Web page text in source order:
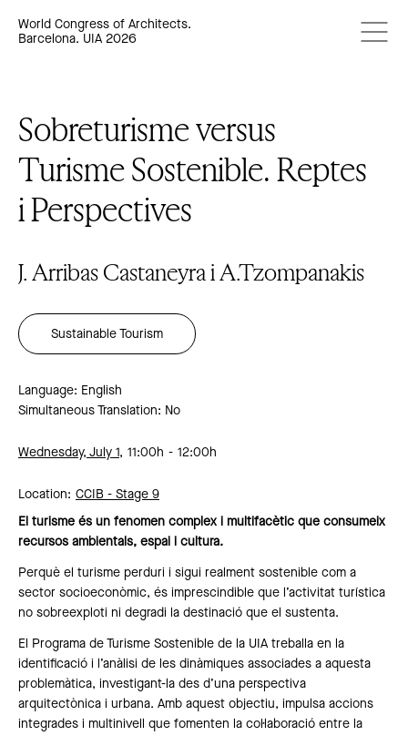
World Congress of Architects.
Barcelona. UIA 2026
Sobreturisme versus
Turisme Sostenible. Reptes
i Perspectives
J. Arribas Castaneyra i A.Tzompanakis
Sustainable Tourism
Language: English
Simultaneous Translation: No
Wednesday, July 1, 11:00h 12:00h
Location: CCIB - Stage 9
El turisme és un fenomen complex i multifacètic que consumeix
recursos ambientals, espai i cultura.
Perquè el turisme perduri i sigui realment sostenible com a
sector socioeconòmic, és imprescindible que l’activitat turística
no sobreexploti ni degradi la destinació que el sustenta.
El Programa de Turisme Sostenible de la UIA treballa en la
identificació i l’anàlisi de les dinàmiques associades a aquesta
problemàtica, investigant-la des d’una perspectiva
arquitectònica i urbana. Amb aquest objectiu, impulsa accions
integrades i multinivell que fomenten la col·laboració entre la